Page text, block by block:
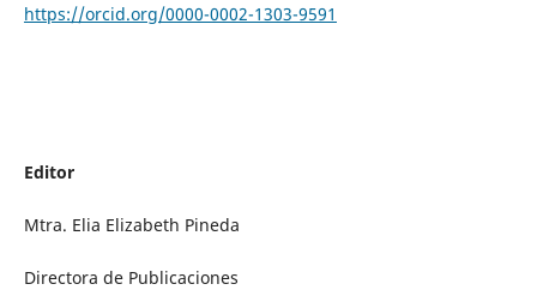
https://orcid.org/0000-0002-1303-9591
Editor
Mtra. Elia Elizabeth Pineda
Directora de Publicaciones